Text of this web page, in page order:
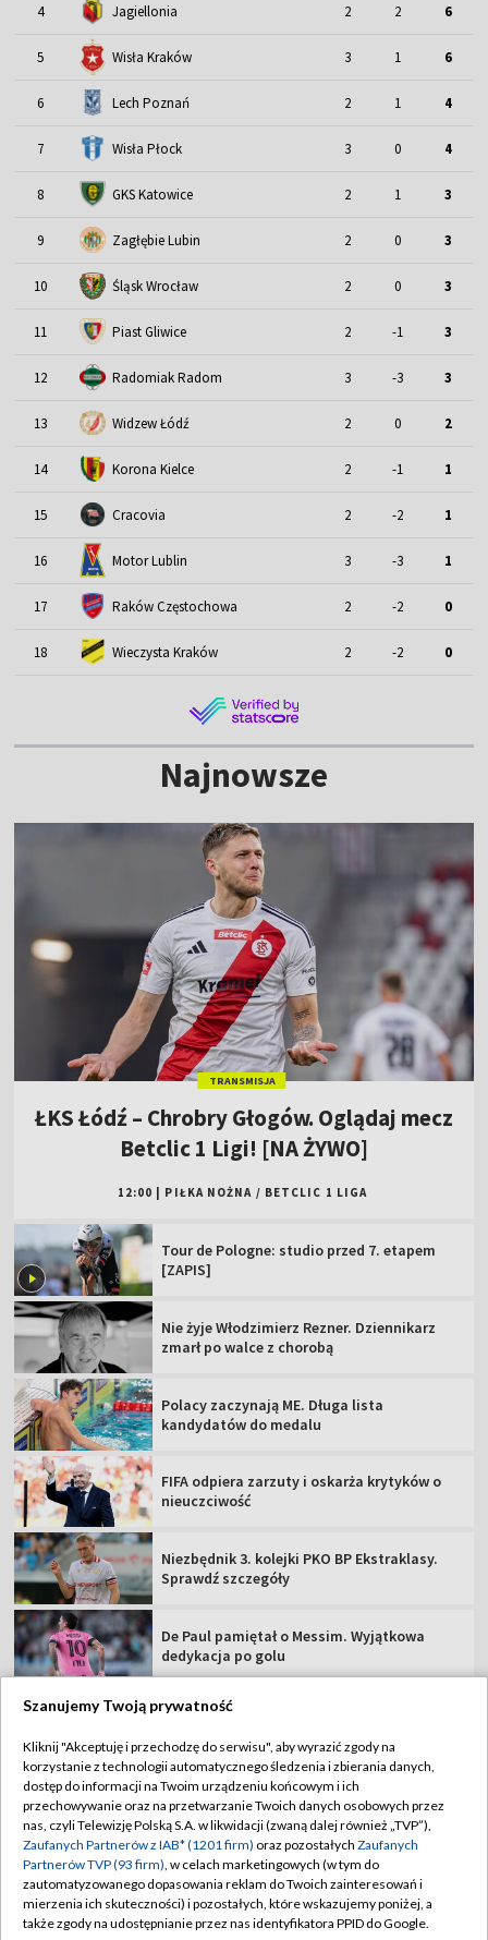
4 Jagiellonia 2 2 6
5 Wisła Kraków 3 1 6
6 Lech Poznań 2 1 4
7 Wisła Płock 3 0 4
8 GKS Katowice 2 1 3
9 Zagłębie Lubin 2 0 3
10 Śląsk Wrocław 2 0 3
11 Piast Gliwice 2 -1 3
12 Radomiak Radom 3 -3 3
13 Widzew Łódź 2 0 2
14 Korona Kielce 2 -1 1
15 Cracovia 2 -2 1
16 Motor Lublin 3 -3 1
17 Raków Częstochowa 2 -2 0
18 Wieczysta Kraków 2 -2 0
Najnowsze
TRANSMISJA
ŁKS Łódź – Chrobry Głogów. Oglądaj mecz
Betclic 1 Ligi! [NA ŻYWO]
12:00 PIŁKA NOŻNA / BETCLIC 1 LIGA
Tour de Pologne: studio przed 7. etapem
[ZAPIS]
Nie żyje Włodzimierz Rezner. Dziennikarz
zmarł po walce z chorobą
Polacy zaczynają ME. Długa lista
kandydatów do medalu
FIFA odpiera zarzuty i oskarża krytyków o
nieuczciwość
Niezbędnik 3. kolejki PKO BP Ekstraklasy.
Sprawdź szczegóły
De Paul pamiętał o Messim. Wyjątkowa
dedykacja po golu
TVP
Abonament TVP
Sklep TVP
Biuro Reklamy
Oferta Handlowa
Regulamin TVP
Polityka prywatności
Moje zgody
Biuro reklamy
Szanujemy Twoją prywatność
Kliknij "Akceptuję i przechodzę do serwisu", aby wyrazić zgody na
korzystanie z technologii automatycznego śledzenia i zbierania danych,
dostęp do informacji na Twoim urządzeniu końcowym i ich
przechowywanie oraz na przetwarzanie Twoich danych osobowych przez
nas, czyli Telewizję Polską S.A. w likwidacji (zwaną dalej również „TVP”),
Zaufanych Partnerów z IAB* (1201 firm) oraz pozostałych Zaufanych
Partnerów TVP (93 firm), w celach marketingowych (w tym do
zautomatyzowanego dopasowania reklam do Twoich zainteresowań i
mierzenia ich skuteczności) i pozostałych, które wskazujemy poniżej, a
także zgody na udostępnianie przez nas identyfikatora PPID do Google.